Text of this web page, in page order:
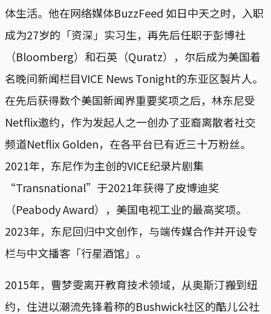
体生活。他在网络媒体BuzzFeed 如日中天之时，入职
成为27岁的「资深」实习生，再先后任职于彭博社
（Bloomberg）和石英（Quratz），尔后成为美国着
名晚间新闻栏目VICE News Tonight的东亚区製片人。
在先后获得数个美国新闻界重要奖项之后，林东尼受
Netflix邀约，作为发起人之一创办了亚裔离散者社交
频道Netflix Golden，在各平台已有近三十万粉丝。
2021年，东尼作为主创的VICE纪录片剧集
“Transnational”于2021年获得了皮博迪奖
（Peabody Award），美国电视工业的最高奖项。
2023年，东尼回归中文创作，与端传媒合作并开设专
栏与中文播客「行星酒馆」。
2015年，曹梦雯离开教育技术领域，从奥斯汀搬到纽
约，住进以潮流先锋着称的Bushwick社区的酷儿公社